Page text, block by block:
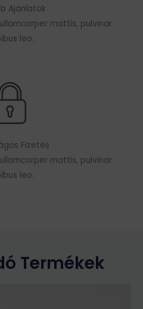
Ajánlatok
mattis, pulvinar
leo.
Fizetés
mattis, pulvinar
leo.
Termékek